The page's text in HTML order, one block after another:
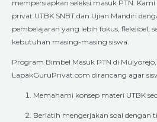
mempersiapkan seleksi masuk PTN.
privat UTBK SNBT dan Ujian Mandiri
pembelajaran yang lebih fokus, fleksibel,
kebutuhan masing-masing siswa.
Program Bimbel Masuk PTN di
LapakGuruPrivat.com dirancang agar
Memahami konsep materi UTBK
Berlatih mengerjakan soal dengan